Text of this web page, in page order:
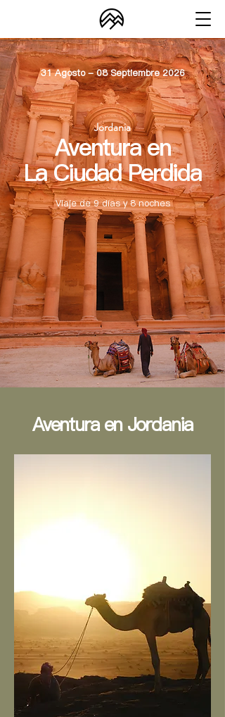
31 Agosto - 08 Septiembre 2026
Jordania
Aventura en
La Ciudad Perdida
Viaje de 9 días y 8 noches
Aventura en Jordania